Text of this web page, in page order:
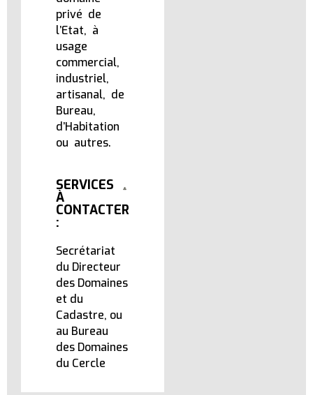
privé de
l’Etat, à
usage
commercial,
industriel,
artisanal, de
Bureau,
d’Habitation
ou autres.
SERVICES
À
CONTACTER
:
Secrétariat
du Directeur
des Domaines
et du
Cadastre, ou
au Bureau
des Domaines
du Cercle